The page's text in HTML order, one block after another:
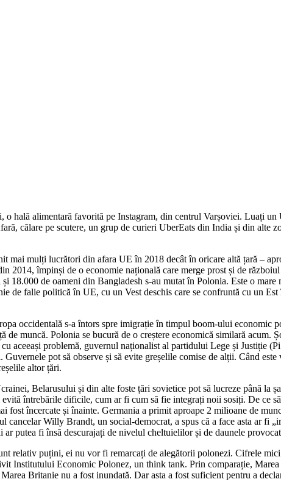
alimentară favorită pe Instagram, din centrul Varșoviei. Luați un
călare pe scutere, un grup de curieri UberEats din India și din alte
mulți lucrători din afara UE în 2018 decât în oricare altă țară –
2014, împinși de o economie națională care merge prost și de
de oameni din Bangladesh s-au mutat în Polonia. Este o
de falie politică în UE, cu un Vest deschis care se confruntă cu un
occidentală s-a întors spre imigrație în timpul boom-ului economic
muncă. Polonia se bucură de o creștere economică similară acum.
aceeași problemă, guvernul naționalist al partidului Lege și Justiție
pot să observe și să evite greșelile comise de alții. Când
altor țări.
Belarusului și din alte foste țări sovietice pot să lucreze până la
întrebările dificile, cum ar fi cum să fie integrați noii sosiți. De ce
fost încercate și înainte. Germania a primit aproape 2 milioane de
Willy Brandt, un social-democrat, a spus că a face asta ar fi
putea fi însă descurajați de nivelul cheltuielilor și de daunele
relativ puțini, ei nu vor fi remarcați de alegătorii polonezi. Cifrele
Institutului Economic Polonez, un think tank. Prin comparație,
Britanie nu a fost inundată. Dar asta a fost suficient pentru a